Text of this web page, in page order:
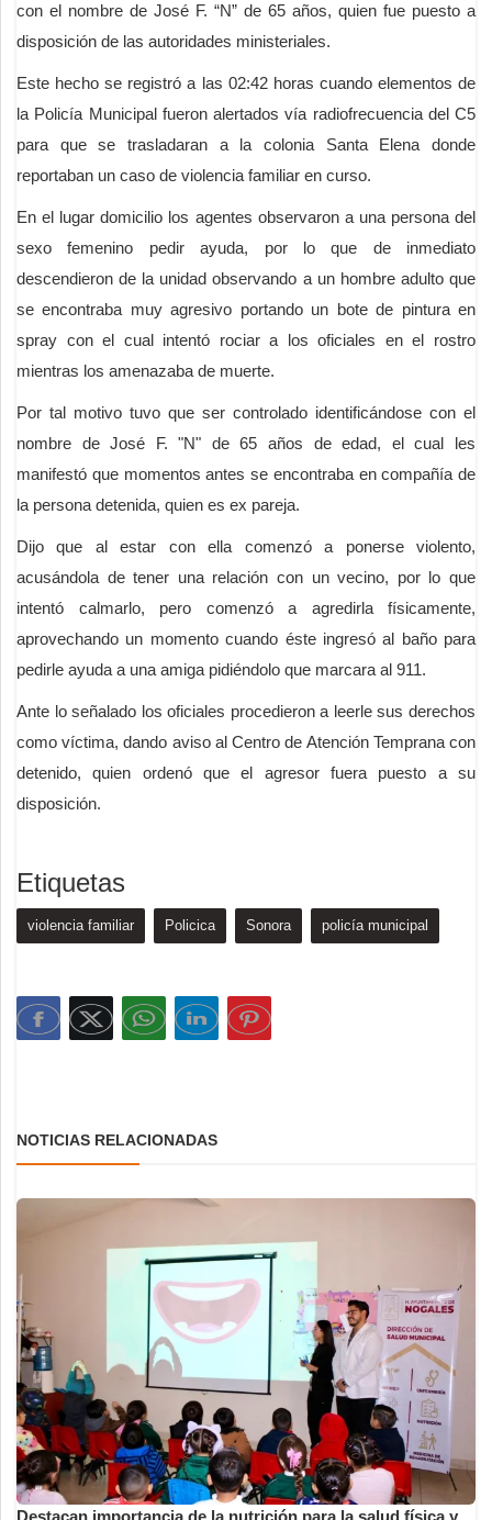
con el nombre de José F. “N” de 65 años, quien fue puesto a
disposición de las autoridades ministeriales.
Este hecho se registró a las 02:42 horas cuando elementos de
la Policía Municipal fueron alertados vía radiofrecuencia del C5
para que se trasladaran a la colonia Santa Elena donde
reportaban un caso de violencia familiar en curso.
En el lugar domicilio los agentes observaron a una persona del
sexo femenino pedir ayuda, por lo que de inmediato
descendieron de la unidad observando a un hombre adulto que
se encontraba muy agresivo portando un bote de pintura en
spray con el cual intentó rociar a los oficiales en el rostro
mientras los amenazaba de muerte.
Por tal motivo tuvo que ser controlado identificándose con el
nombre de José F. "N" de 65 años de edad, el cual les
manifestó que momentos antes se encontraba en compañía de
la persona detenida, quien es ex pareja.
Dijo que al estar con ella comenzó a ponerse violento,
acusándola de tener una relación con un vecino, por lo que
intentó calmarlo, pero comenzó a agredirla físicamente,
aprovechando un momento cuando éste ingresó al baño para
pedirle ayuda a una amiga pidiéndolo que marcara al 911.
Ante lo señalado los oficiales procedieron a leerle sus derechos
como víctima, dando aviso al Centro de Atención Temprana con
detenido, quien ordenó que el agresor fuera puesto a su
disposición.
Etiquetas
violencia familiar Policica Sonora policía municipal
NOTICIAS RELACIONADAS
Destacan importancia de la nutrición para la salud física y